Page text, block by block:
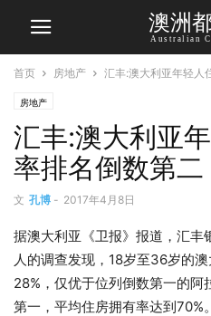
澳洲
Australian
首页 房地产 汇丰:澳大利亚年轻人
房地产
汇丰:澳大利亚
率排名倒数第二
文 孔博 - 2017年4月8日
据澳大利亚《卫报》报道，汇
人的调查发现，18岁至36岁的
28%，仅优于位列倒数第一的阿
第一，平均住房拥有率达到70%。